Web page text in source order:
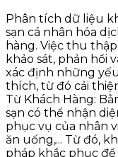
Phân tích dữ liệu
sạn cá nhân hóa
hàng. Việc thu
khảo sát, phản hồi
xác định những
thích, từ đó cải
Từ Khách Hàng:
sạn có thể nhận
phục vụ của nhân
ăn uống,... Từ đó,
pháp khắc phục